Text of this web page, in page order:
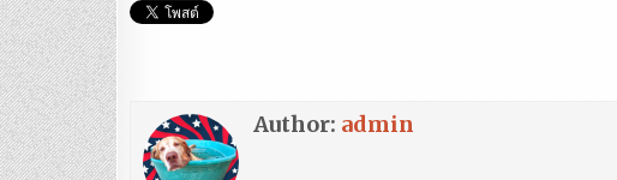
Author: admin